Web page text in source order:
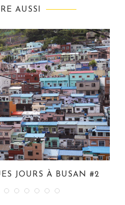
AUSSI
JOURS À BUSAN #2